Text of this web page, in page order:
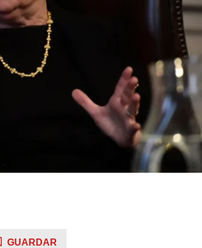
GUARDAR